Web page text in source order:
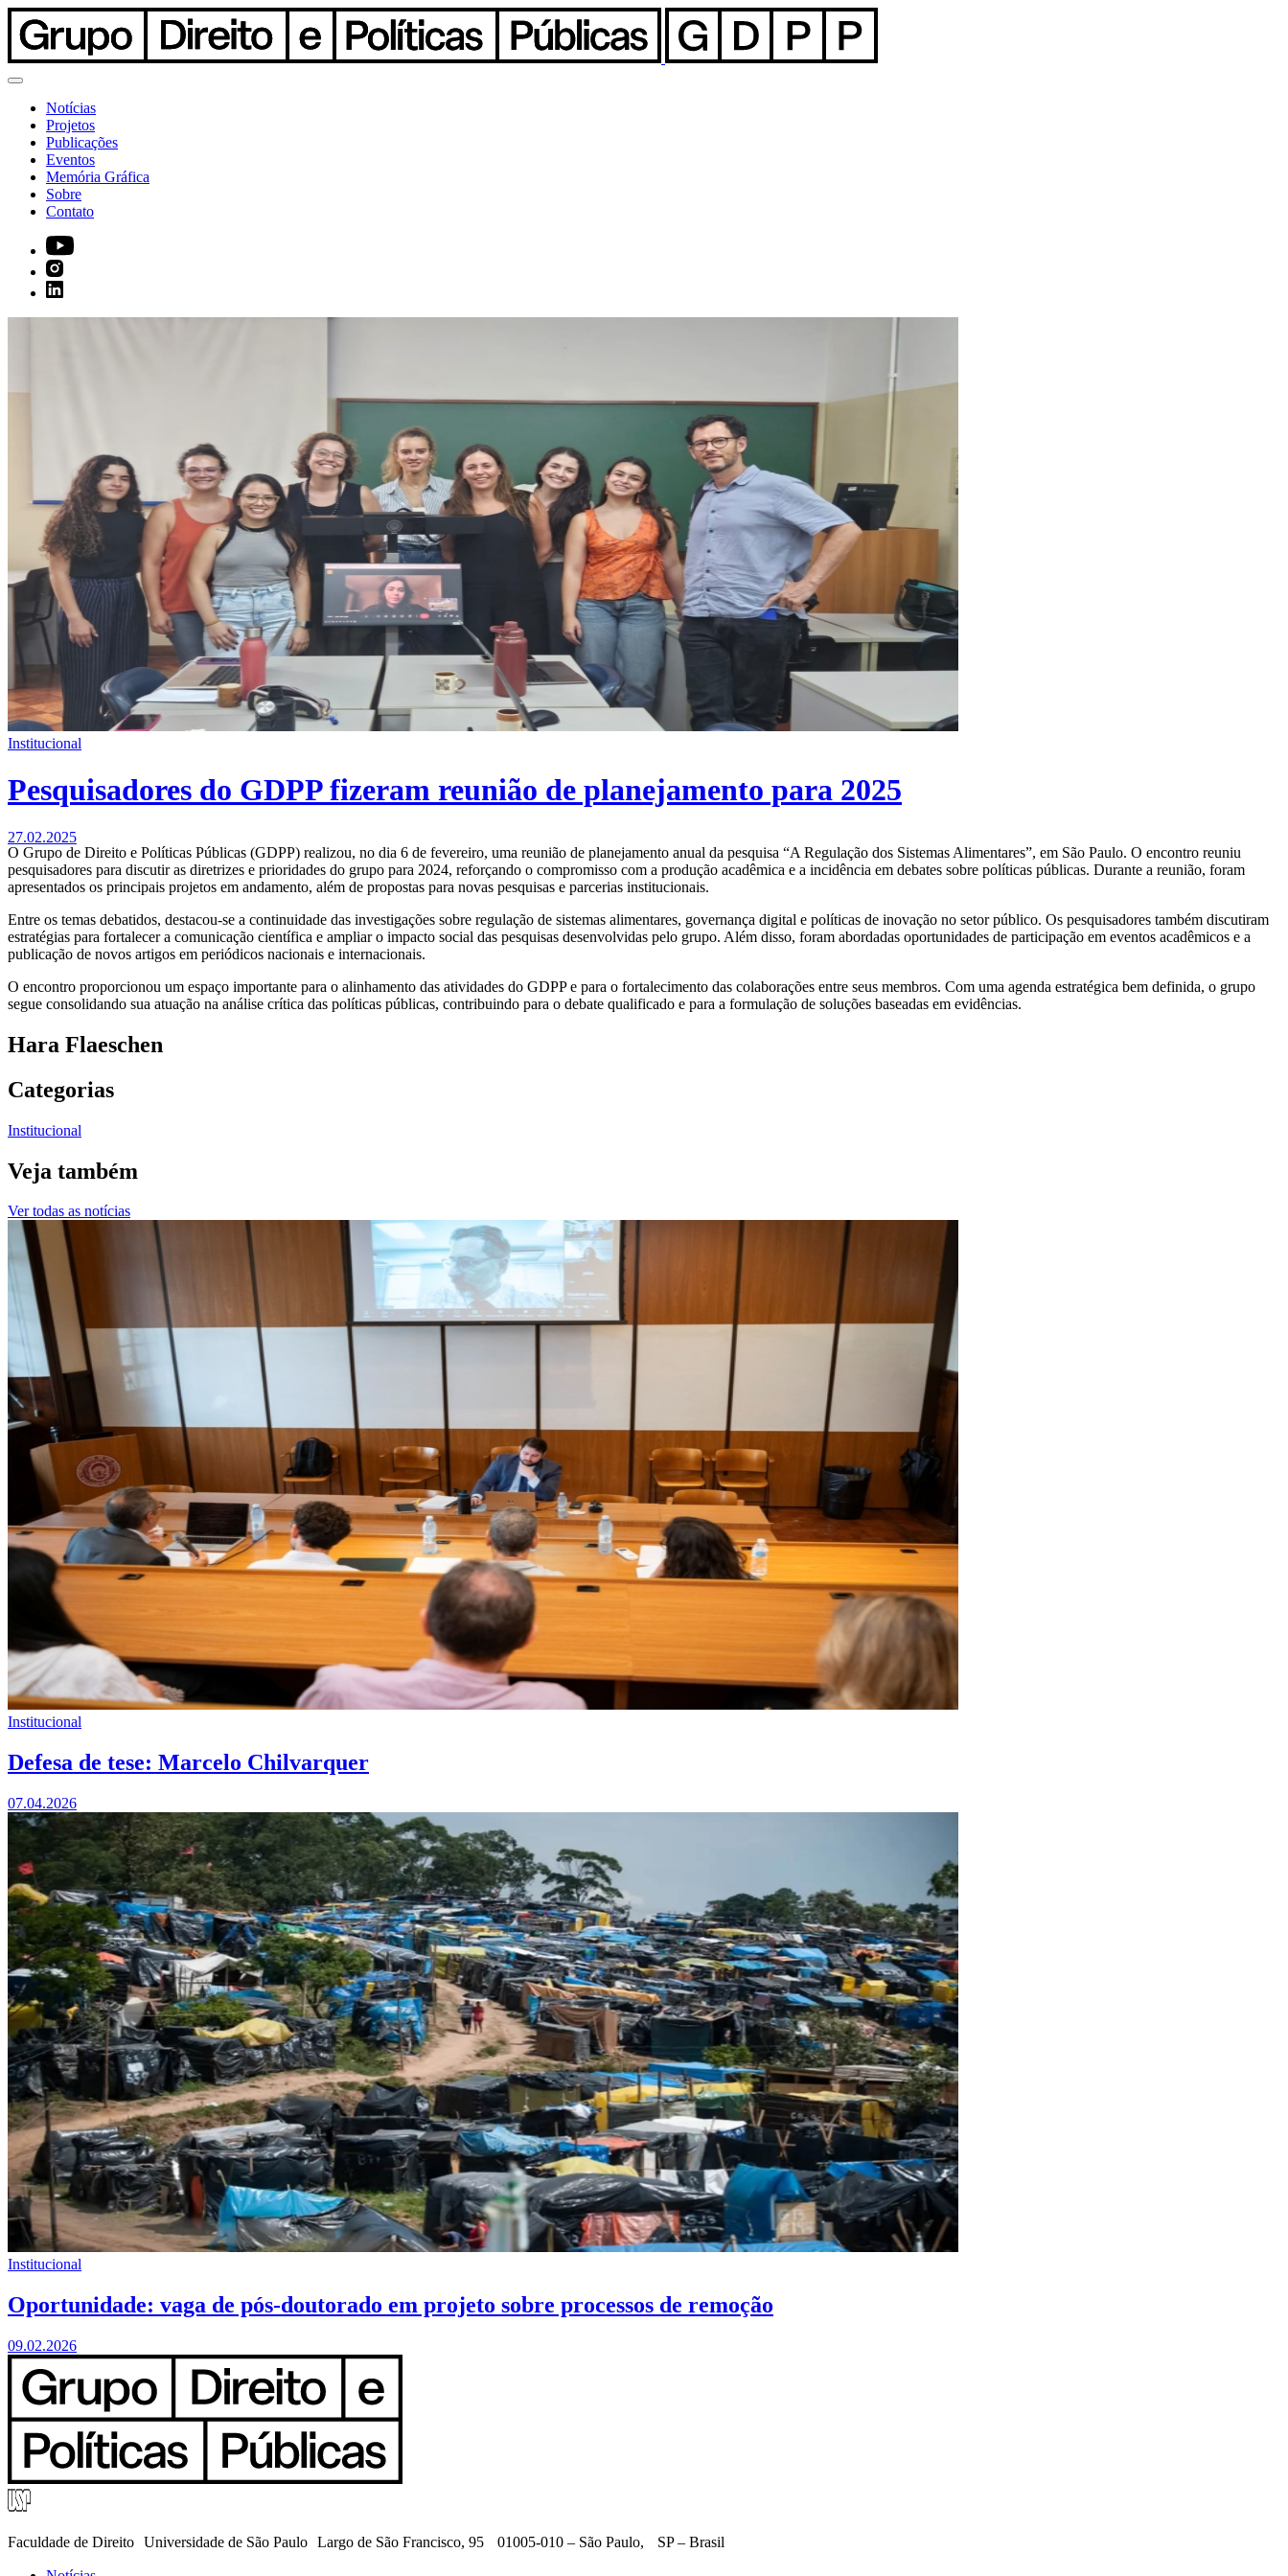
Notícias
Projetos
Publicações
Eventos
Memória Gráfica
Sobre
Contato
Institucional
Pesquisadores do GDPP fizeram reunião de planejamento para 2025
27.02.2025
O Grupo de Direito e Políticas Públicas (GDPP) realizou, no dia 6 de fevereiro, uma reunião de planejamento anual da pesquisa “A Regulação dos Sistemas Alimentares”, em São Paulo. O encontro reuniu
pesquisadores para discutir as diretrizes e prioridades do grupo para 2024, reforçando o compromisso com a produção acadêmica e a incidência em debates sobre políticas públicas. Durante a reunião, foram
apresentados os principais projetos em andamento, além de propostas para novas pesquisas e parcerias institucionais.
Entre os temas debatidos, destacou-se a continuidade das investigações sobre regulação de sistemas alimentares, governança digital e políticas de inovação no setor público. Os pesquisadores também discutiram
estratégias para fortalecer a comunicação científica e ampliar o impacto social das pesquisas desenvolvidas pelo grupo. Além disso, foram abordadas oportunidades de participação em eventos acadêmicos e a
publicação de novos artigos em periódicos nacionais e internacionais.
O encontro proporcionou um espaço importante para o alinhamento das atividades do GDPP e para o fortalecimento das colaborações entre seus membros. Com uma agenda estratégica bem definida, o grupo
segue consolidando sua atuação na análise crítica das políticas públicas, contribuindo para o debate qualificado e para a formulação de soluções baseadas em evidências.
Hara Flaeschen
Categorias
Institucional
Veja também
Ver todas as notícias
Institucional
Defesa de tese: Marcelo Chilvarquer
07.04.2026
Institucional
Oportunidade: vaga de pós-doutorado em projeto sobre processos de remoção
09.02.2026
Faculdade de Direito Universidade de São Paulo Largo de São Francisco, 95 01005-010 – São Paulo, SP – Brasil